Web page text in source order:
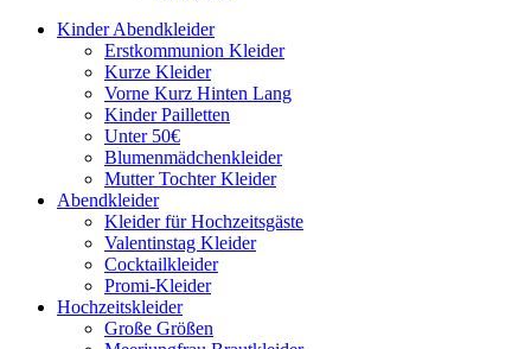
Kinder Abendkleider
Erstkommunion Kleider
Kurze Kleider
Vorne Kurz Hinten Lang
Kinder Pailletten
Unter 50€
Blumenmädchenkleider
Mutter Tochter Kleider
Abendkleider
Kleider für Hochzeitsgäste
Valentinstag Kleider
Cocktailkleider
Promi-Kleider
Hochzeitskleider
Große Größen